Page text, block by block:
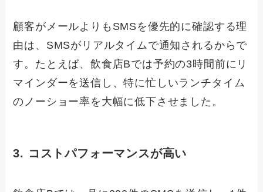
顧客がメールよりもSMSを優先的に確認する理
由は、SMSがリアルタイムで通知されるからで
す。たとえば、飲食店Bでは予約の3時間前にリ
マインダーを送信し、特に忙しいランチタイム
のノーショー率を大幅に低下させました。
3. コストパフォーマンスが高い